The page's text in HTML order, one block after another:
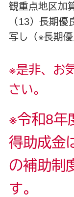
観重点地区加
（13）長期
写し（※長期
※是非、お
さい。
※令和8年
得助成金
の補助制
す。